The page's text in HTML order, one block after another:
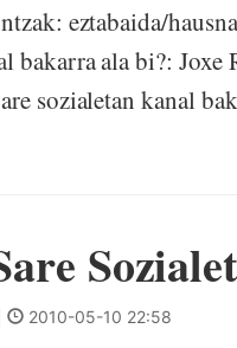
eztabaida/
bakarra ala bi?:
sozialetan kanal
2010-05-10 22:58